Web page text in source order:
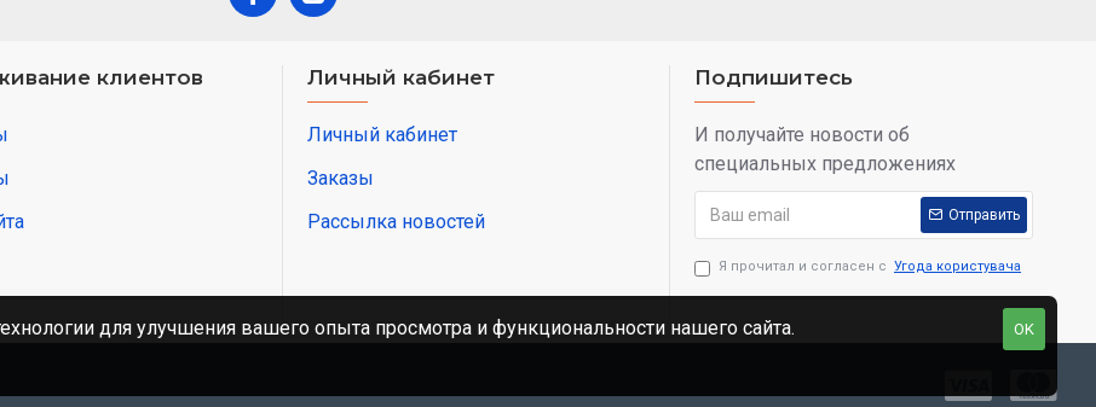
клиентов Личный кабинет
Личный кабинет
Заказы
Рассылка новостей
Подпишитесь
И получайте новости об
специальных предложениях
Отправить
Я прочитал и согласен с Угода користувача
OK
для улучшения вашего опыта просмотра и функциональности нашего сайта.